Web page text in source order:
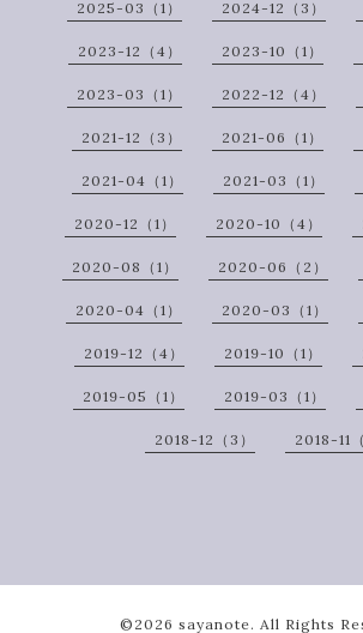
2025-03（1） 2024-12（3）
2023-12（4） 2023-10（1）
2023-03（1） 2022-12（4）
2021-12（3） 2021-06（1）
2021-04（1） 2021-03（1）
2020-12（1） 2020-10（4）
2020-08（1） 2020-06（2）
2020-04（1） 2020-03（1）
2019-12（4） 2019-10（1）
2019-05（1） 2019-03（1）
2018-12（3） 2018-11
©2026 sayanote. All Rights